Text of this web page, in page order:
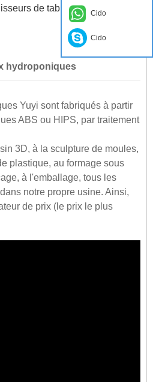
de tables d'inondation et
hydroponiques
Yuyi sont fabriqués à partir
ABS ou HIPS, par traitement
3D, à la sculpture de moules,
plastique, au formage sous
à l'emballage, tous les
notre propre usine. Ainsi,
de prix (le prix le plus
Cido
Cido